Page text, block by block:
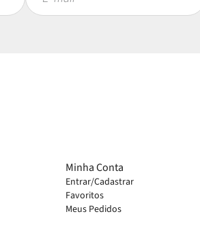
Minha Conta
Entrar/Cadastrar
Favoritos
Meus Pedidos